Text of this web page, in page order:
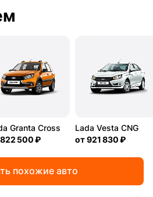
Granta Cross
822 500 ₽
Lada Vesta CNG
от921 830 ₽
похожие авто